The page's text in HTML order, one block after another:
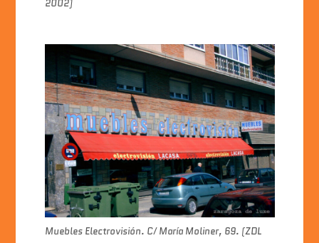
2002)
Muebles Electrovisión. C/ María Moliner, 69. (ZDL